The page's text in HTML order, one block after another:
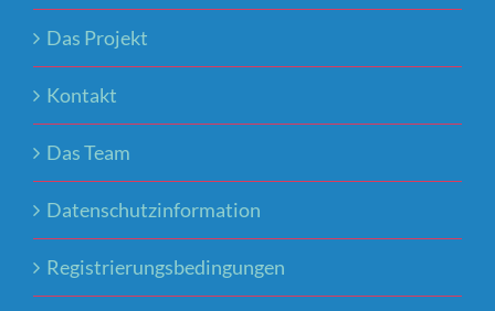
Das Projekt
Kontakt
Das Team
Datenschutzinformation
Registrierungsbedingungen